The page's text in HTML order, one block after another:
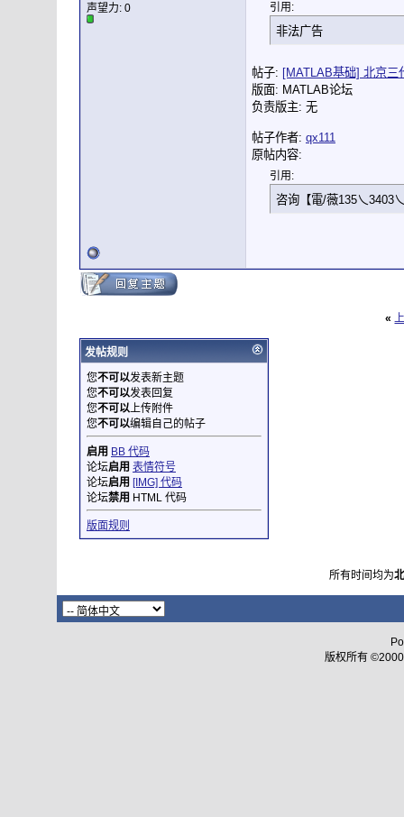
声望力: 0 引用:
非法广告
帖子: [MATLAB基础] 北京三
版面: MATLAB论坛
负责版主: 无
帖子作者: qx111
原帖内容:
引用:
咨询【電/薇135乀3403
«
发帖规则
您不可以发表新主题
您不可以发表回复
您不可以上传附件
您不可以编辑自己的帖子
启用 BB 代码
论坛启用 表情符号
论坛启用 [IMG] 代码
论坛禁用 HTML 代码
版面规则
所有时间均为
版权所有